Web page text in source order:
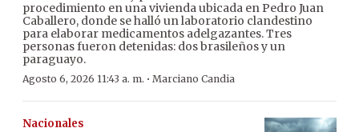
procedimiento en una vivienda ubicada en Pedro Juan
Caballero, donde se halló un laboratorio clandestino
para elaborar medicamentos adelgazantes. Tres
personas fueron detenidas: dos brasileños y un
paraguayo.
Agosto 6, 2026 11:43 a. m. · Marciano Candia
Nacionales